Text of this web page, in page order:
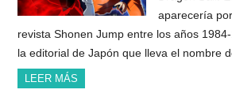
aparecería
revista Shonen Jump entre los años
la editorial de Japón que lleva el nombre
LEER MÁS